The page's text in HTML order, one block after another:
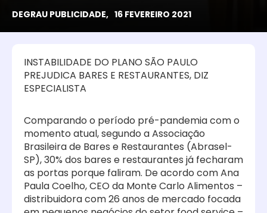
DEGRAU PUBLICIDADE, 16 FEVEREIRO 2021
INSTABILIDADE DO PLANO SÃO PAULO
PREJUDICA BARES E RESTAURANTES, DIZ
ESPECIALISTA
Comparando o período pré-pandemia com o
momento atual, segundo a Associação
Brasileira de Bares e Restaurantes (Abrasel-
SP), 30% dos bares e restaurantes já fecharam
as portas porque faliram. De acordo com Ana
Paula Coelho, CEO da Monte Carlo Alimentos –
distribuidora com 26 anos de mercado focada